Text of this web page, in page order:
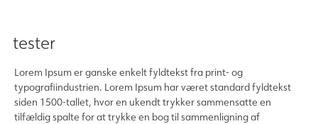
tester
Lorem Ipsum er ganske enkelt fyldtekst fra print- og
typografiindustrien. Lorem Ipsum har været standard fyldtekst
siden 1500-tallet, hvor en ukendt trykker sammensatte en
tilfældig spalte for at trykke en bog til sammenligning af